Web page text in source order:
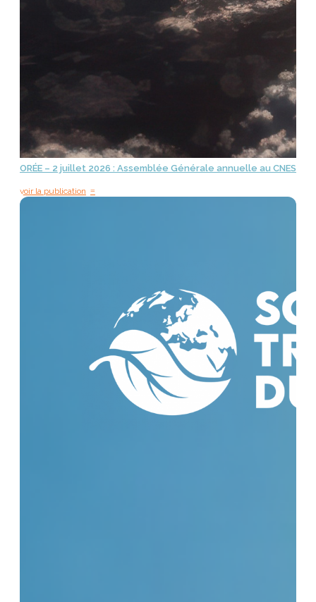
ORÉE – 2 juillet 2026 : Assemblée Générale annuelle au CNES
voir la publication =